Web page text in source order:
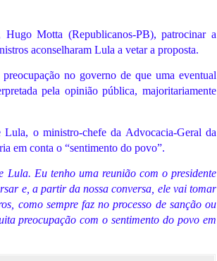
Motta (Republicanos-PB), patrocinar a
aconselharam Lula a vetar a proposta.
no governo de que uma eventual
pela opinião pública, majoritariamente
o ministro-chefe da Advocacia-Geral da
em conta o “sentimento do povo”.
Lula. Eu tenho uma reunião com o presidente
e, a partir da nossa conversa, ele vai tomar
como sempre faz no processo de sanção ou
preocupação com o sentimento do povo em